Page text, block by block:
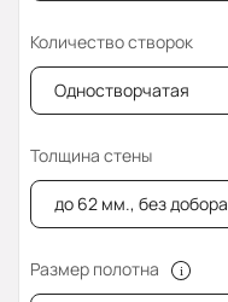
Количество створок
Одностворчатая
Толщина стены
до 62 мм., без добора
Размер полотна